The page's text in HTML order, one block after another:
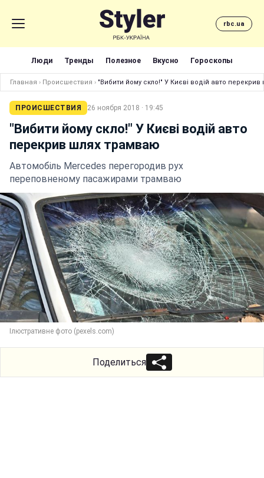
rbc.ua
Люди Тренды Полезное Вкусно Гороскопы
Главная › Происшествия › "Вибити йому скло!" У Києві водій авто
ПРОИСШЕСТВИЯ 26 ноября 2018 · 19:45
"Вибити йому скло!" У Києві водій авто
перекрив шлях трамваю
Автомобіль Mercedes перегородив рух
переповненому пасажирами трамваю
Ілюстративне фото (pexels.com)
Поделиться